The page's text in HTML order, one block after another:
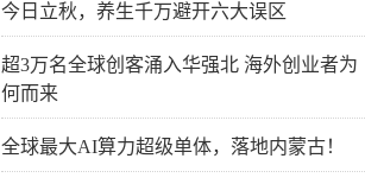
今日立秋，养生千万避开六大误区
超3万名全球创客涌入华强北 海外创业者为
何而来
全球最大AI算力超级单体，落地内蒙古！